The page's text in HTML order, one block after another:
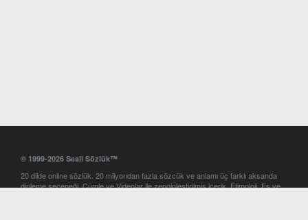
© 1999-2026 Sesli Sözlük™
20 dilde online sözlük. 20 milyondan fazla sözcük ve anlamı üç farklı aksanda
dinleme seçeneği. Cümle ve Videolar ile zenginleştirilmiş içerik. Etimoloji, Eş ve